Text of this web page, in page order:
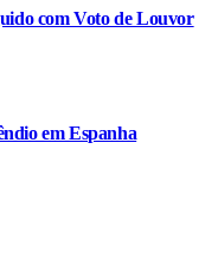
com Voto de Louvor
em Espanha